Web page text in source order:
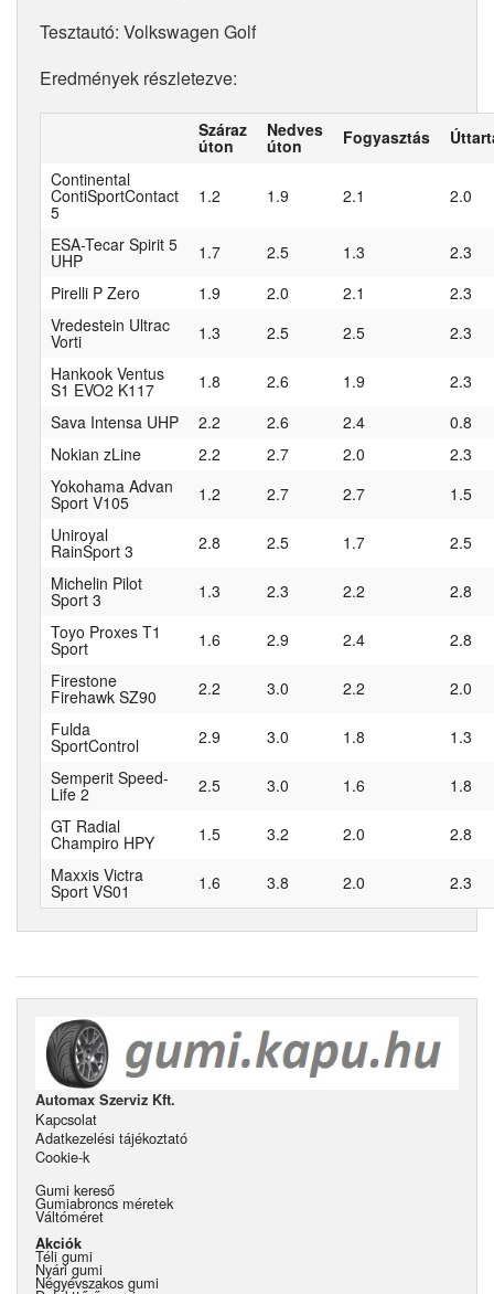
Tesztautó: Volkswagen Golf
Eredmények részletezve:
Száraz
úton
Nedves
úton Fogyasztás
Continental
ContiSportContact
5
1.2 1.9 2.1 2.0
ESA-Tecar Spirit 5
UHP 1.7 2.5 1.3
2.3
Pirelli P Zero
1.9 2.0 2.1
2.3
Vredestein Ultrac
Vorti 1.3 2.5 2.5
2.3
Hankook Ventus
S1 EVO2 K117 1.8 2.6 1.9
2.3
Sava Intensa UHP
2.2 2.6 2.4
0.8
Nokian zLine
2.2 2.7 2.0
2.3
Yokohama Advan
Sport V105 1.2 2.7 2.7
1.5
Uniroyal
RainSport 3 2.8 2.5 1.7
2.5
Michelin Pilot
Sport 3 1.3 2.3 2.2
2.8
Toyo Proxes T1
Sport 1.6 2.9 2.4
2.8
Firestone
Firehawk SZ90 2.2 3.0 2.2
2.0
Fulda
SportControl 2.9 3.0 1.8
1.3
Semperit Speed-
Life 2 2.5 3.0 1.6
1.8
GT Radial
Champiro HPY 1.5 3.2 2.0
2.8
Maxxis Victra
Sport VS01 1.6 3.8 2.0 2.3
Automax Szerviz Kft.
Kapcsolat
Adatkezelési tájékoztató
Cookie-k
Gumi kereső
Gumiabroncs méretek
Váltóméret
Akciók
Téli gumi
Nyári gumi
Négyévszakos gumi